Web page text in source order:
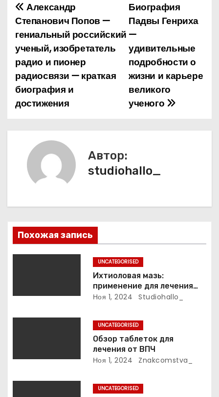
Н
а
в
и
г
а
ц
з
а
и
с
м
Биография
Падвы Генриха
—
удивительные
подробности о
жизни и карьере
великого
ученого
Александр
Степанович Попов —
гениальный российский
ученый, изобретатель
радио и пионер
радиосвязи — краткая
биография и
достижения
Автор:
studiohallo_
Похожая запись
UNCATEGORISED
Ихтиоловая мазь:
применение для лечения
фурункулов
Ноя 1, 2024 Studiohallo_
UNCATEGORISED
Обзор таблеток для
лечения от ВПЧ
Ноя 1, 2024 Znakcomstva_
UNCATEGORISED